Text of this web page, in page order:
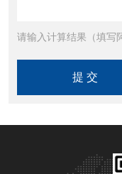
请输入计算结果（填写